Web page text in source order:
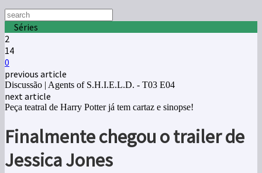
Séries
2
14
0
previous article
Discussão | Agents of S.H.I.E.L.D. - T03 E04
next article
Peça teatral de Harry Potter já tem cartaz e sinopse!
Finalmente chegou o trailer de
Jessica Jones